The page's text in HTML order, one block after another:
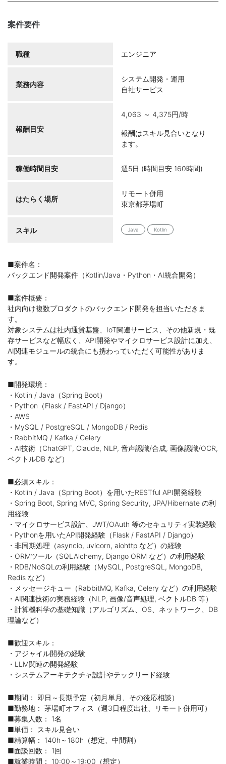
案件要件
職種 エンジニア
業務内容
システム開発・運用
自社サービス
報酬目安
4,063 ～ 4,375円/時
報酬はスキル見合いとなり
ます。
稼働時間目安 週5日 (時間目安 160時間)
はたらく場所
リモート併用
東京都茅場町
スキル Java Kotlin
■案件名：
バックエンド開発案件（Kotlin/Java・Python・AI統合開発）
■案件概要：
社内向け複数プロダクトのバックエンド開発を担当いただきま
す。
対象システムは社内通貨基盤、IoT関連サービス、その他新規・既
存サービスなど幅広く、API開発やマイクロサービス設計に加え、
AI関連モジュールの統合にも携わっていただく可能性がありま
す。
■開発環境：
・Kotlin / Java（Spring Boot）
・Python（Flask / FastAPI / Django）
・AWS
・MySQL / PostgreSQL / MongoDB / Redis
・RabbitMQ / Kafka / Celery
・AI技術（ChatGPT, Claude, NLP, 音声認識/合成, 画像認識/OCR,
ベクトルDB など）
■必須スキル：
・Kotlin / Java（Spring Boot）を用いたRESTful API開発経験
・Spring Boot, Spring MVC, Spring Security, JPA/Hibernate の利
用経験
・マイクロサービス設計、JWT/OAuth 等のセキュリティ実装経験
・Pythonを用いたAPI開発経験（Flask / FastAPI / Django）
・非同期処理（asyncio, uvicorn, aiohttp など）の経験
・ORMツール（SQLAlchemy, Django ORM など）の利用経験
・RDB/NoSQLの利用経験（MySQL, PostgreSQL, MongoDB,
Redis など）
・メッセージキュー（RabbitMQ, Kafka, Celery など）の利用経験
・AI関連技術の実務経験（NLP, 画像/音声処理, ベクトルDB 等）
・計算機科学の基礎知識（アルゴリズム、OS、ネットワーク、DB
理論など）
■歓迎スキル：
・アジャイル開発の経験
・LLM関連の開発経験
・システムアーキテクチャ設計やテックリード経験
■期間： 即日～長期予定（初月単月、その後応相談）
■勤務地： 茅場町オフィス（週3日程度出社、リモート併用可）
■募集人数： 1名
■単価： スキル見合い
■精算幅： 140h～180h（想定、中間割）
■面談回数： 1回
■就業時間： 10:00～19:00（想定）